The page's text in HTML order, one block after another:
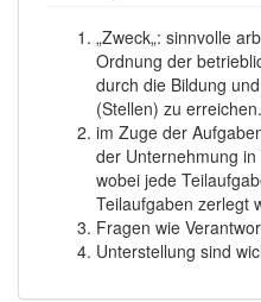
„Zweck„: sinnvolle
Ordnung der
durch die Bildung
(Stellen) zu erreichen.
im Zuge der
der Unternehmung
wobei jede
Teilaufgaben zerlegt
Fragen wie
Unterstellung sind